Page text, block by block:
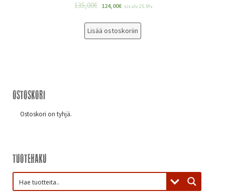
135,00€ 124,00€ sis alv 25.5%
Lisää ostoskoriin
Ostoskori
Ostoskori on tyhjä.
Tuotehaku